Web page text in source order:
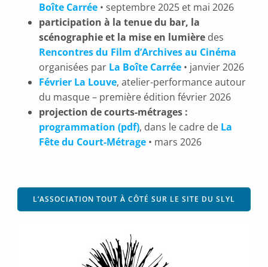
Boîte Carrée • septembre 2025 et mai 2026
participation à la tenue du bar, la
scénographie et la mise en lumière des
Rencontres du Film d’Archives au Cinéma
organisées par La Boîte Carrée • janvier 2026
Février La Louve, atelier-performance autour
du masque – première édition février 2026
projection de courts-métrages :
programmation (pdf), dans le cadre de La
Fête du Court-Métrage • mars 2026
L’ASSOCIATION TOUT À CÔTÉ SUR LE SITE DU SLYL